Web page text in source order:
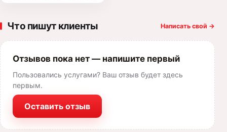
Что пишут клиенты Написать свой →
Отзывов пока нет — напишите первый
Пользовались услугами? Ваш отзыв будет здесь
первым.
Оставить отзыв